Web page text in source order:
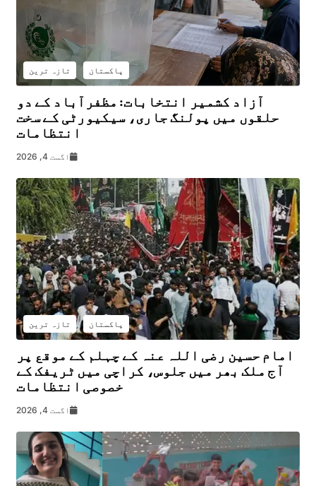
پاکستان تازہ ترین
آزاد کشمیر انتخابات: مظفرآباد کے دو
حلقوں میں پولنگ جاری، سیکیورٹی کے سخت
انتظامات
اگست 4, 2026
پاکستان تازہ ترین
امام حسین رضی اللہ عنہ کے چہلم کے موقع پر
آج ملک بھر میں جلوس، کراچی میں ٹریفک کے
خصوصی انتظامات
اگست 4, 2026